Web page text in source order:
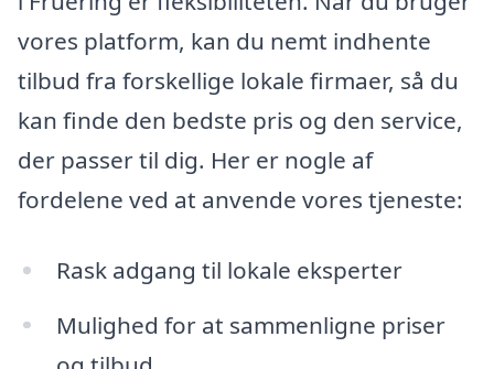
vores platform, kan du nemt indhente
tilbud fra forskellige lokale firmaer, så du
kan finde den bedste pris og den service,
der passer til dig. Her er nogle af
fordelene ved at anvende vores tjeneste:
Rask adgang til lokale eksperter
Mulighed for at sammenligne priser